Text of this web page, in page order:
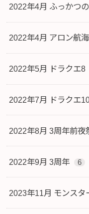
2022年4月 ふっかつ
2022年4月 アロン航
2022年5月 ドラクエ8
2022年7月 ドラクエ
2022年8月 3周年前夜
2022年9月 3周年 6
2023年11月 モンスタ